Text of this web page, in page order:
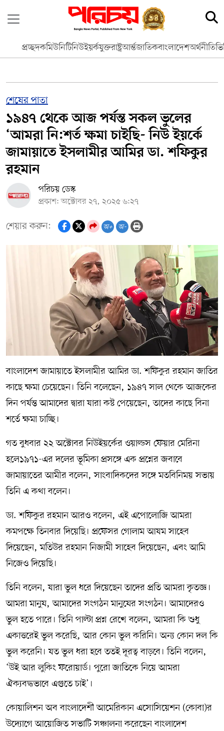
প্রচ্ছদকমিউনিটিনিউইয়র্কযুক্তরাষ্ট্রআর্ন্তজাতিকবাংলাদেশঅর্থনীতি
শেষের পাতা
১৯৪৭ থেকে আজ পর্যন্ত সকল ভুলের
‘আমরা নি:শর্ত ক্ষমা চাইছি- নিউ ইয়র্কে
জামায়াতে ইসলামীর আমির ডা. শফিকুর
রহমান
পরিচয় ডেস্ক
প্রকাশ: অক্টোবর ২৭, ২০২৫ ৬:২৭
শেয়ার করুন: অ+ অ-
বাংলাদেশ জামায়াতে ইসলামীর আমির ডা. শফিকুর রহমান জাতির
কাছে ক্ষমা চেয়েছেন। তিনি বলেছেন, ১৯৪৭ সাল থেকে আজকের
দিন পর্যন্ত আমাদের দ্বারা যারা কষ্ট পেয়েছেন, তাদের কাছে বিনা
শর্তে ক্ষমা চাচ্ছি।
গত বুধবার ২২ অক্টোবর নিউইয়র্কের ওয়াল্ডস ফেয়ার মেরিনা
হলে১৯৭১-এর দলের ভূমিকা প্রসঙ্গে এক প্রশ্নের জবাবে
জামায়াতের আমীর বলেন, সাংবাদিকদের সঙ্গে মতবিনিময় সভায়
তিনি এ কথা বলেন।
ডা. শফিকুর রহমান আরও বলেন, এই এপোলোজি আমরা
কমপক্ষে তিনবার দিয়েছি। প্রফেসর গোলাম আযম সাহেব
দিয়েছেন, মতিউর রহমান নিজামী সাহেব দিয়েছেন, এবং আমি
নিজেও দিয়েছি।
তিনি বলেন, যারা ভুল ধরে দিয়েছেন তাদের প্রতি আমরা কৃতজ্ঞ।
আমরা মানুষ, আমাদের সংগঠন মানুষের সংগঠন। আমাদেরও
ভুল হতে পারে। তিনি পাল্টা প্রশ্ন রেখে বলেন, আমরা কি শুধু
একাত্তরেই ভুল করেছি, আর কোন ভুল করিনি। অন্য কোন দল কি
ভুল করেনি। যত ভুল ধরা হবে ততই দূরত্ব বাড়বে। তিনি বলেন,
‘উই আর লুকিং ফরোয়ার্ড। পুরো জাতিকে নিয়ে আমরা
ঐক্যবদ্ধভাবে এগুতে চাই’।
কোয়ালিশন অব বাংলাদেশী আমেরিকান এসোসিয়েশন (কোবা)র
উদ্যোগে আয়োজিত সভাটি সঞ্চালনা করেছেন বাংলাদেশ